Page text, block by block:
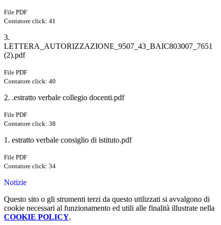
File PDF
Contatore click: 41
3.
LETTERA_AUTORIZZAZIONE_9507_43_BAIC803007_7651
(2).pdf
File PDF
Contatore click: 40
2. .estratto verbale collegio docenti.pdf
File PDF
Contatore click: 38
1. estratto verbale consiglio di istituto.pdf
File PDF
Contatore click: 34
Notizie
Questo sito o gli strumenti terzi da questo utilizzati si avvalgono di
cookie necessari al funzionamento ed utili alle finalità illustrate nella
COOKIE POLICY.